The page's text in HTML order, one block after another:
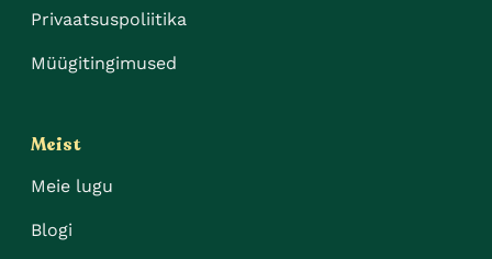
Privaatsuspoliitika
Müügitingimused
Meist
Meie lugu
Blogi